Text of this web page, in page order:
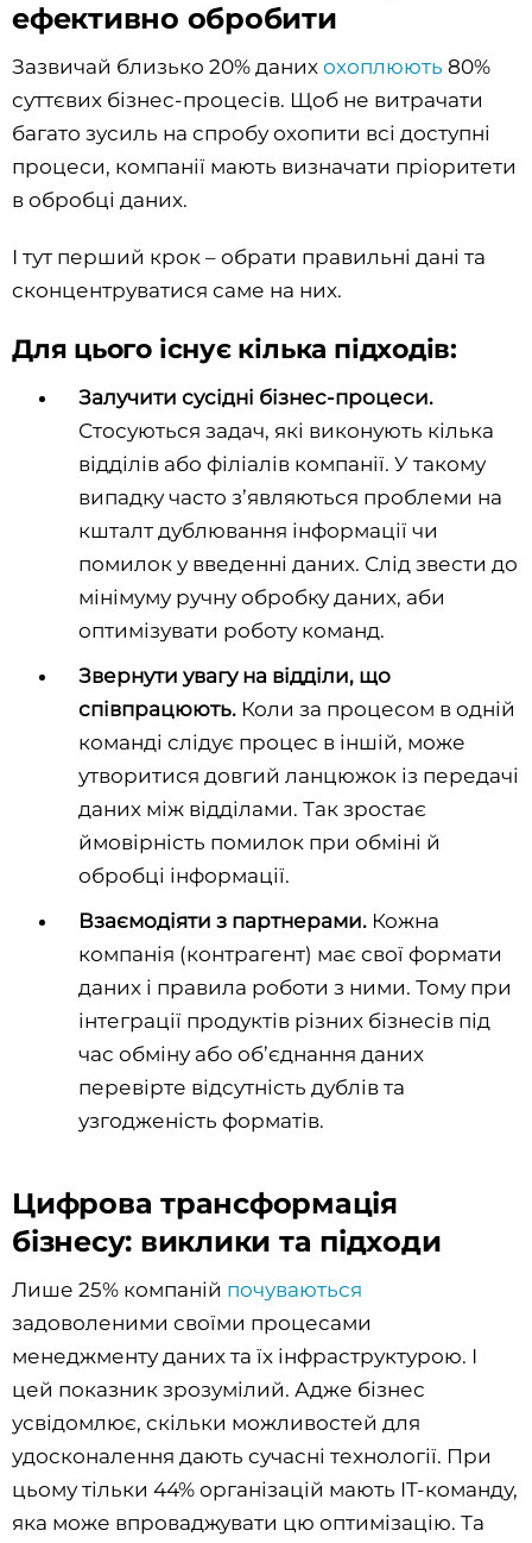
ефективно обробити
Зазвичай близько 20% даних охоплюють 80%
суттєвих бізнес-процесів. Щоб не витрачати
багато зусиль на спробу охопити всі доступні
процеси, компанії мають визначати пріоритети
в обробці даних.
І тут перший крок – обрати правильні дані та
сконцентруватися саме на них.
Для цього існує кілька підходів:
Залучити сусідні бізнес-процеси.
Стосуються задач, які виконують кілька
відділів або філіалів компанії. У такому
випадку часто з’являються проблеми на
кшталт дублювання інформації чи
помилок у введенні даних. Слід звести до
мінімуму ручну обробку даних, аби
оптимізувати роботу команд.
Звернути увагу на відділи, що
співпрацюють. Коли за процесом в одній
команді слідує процес в іншій, може
утворитися довгий ланцюжок із передачі
даних між відділами. Так зростає
ймовірність помилок при обміні й
обробці інформації.
Взаємодіяти з партнерами. Кожна
компанія (контрагент) має свої формати
даних і правила роботи з ними. Тому при
інтеграції продуктів різних бізнесів під
час обміну або об’єднання даних
перевірте відсутність дублів та
узгодженість форматів.
Цифрова трансформація
бізнесу: виклики та підходи
Лише 25% компаній почуваються
задоволеними своїми процесами
менеджменту даних та їх інфраструктурою. І
цей показник зрозумілий. Адже бізнес
усвідомлює, скільки можливостей для
удосконалення дають сучасні технології. При
цьому тільки 44% організацій мають IT-команду,
яка може впроваджувати цю оптимізацію. Та